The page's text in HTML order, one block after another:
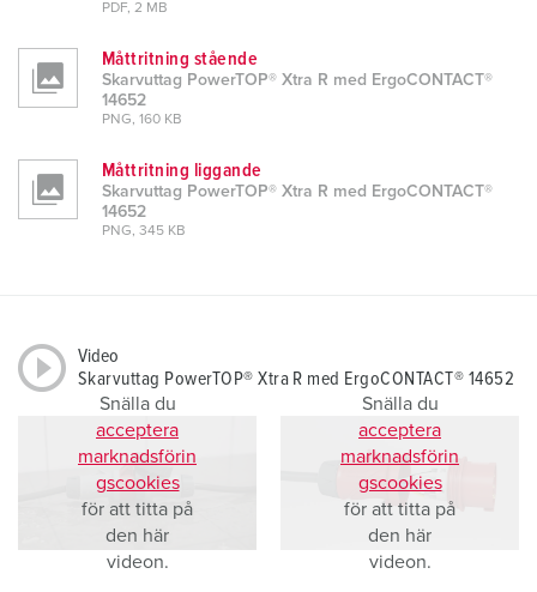
PDF, 2 MB
Måttritning stående
Skarvuttag PowerTOP® Xtra R med ErgoCONTACT®
14652
PNG, 160 KB
Måttritning liggande
Skarvuttag PowerTOP® Xtra R med ErgoCONTACT®
14652
PNG, 345 KB
Video
Skarvuttag PowerTOP® Xtra R med ErgoCONTACT® 14652
Snälla du
acceptera
marknadsförin
gscookies
för att titta på
den här
videon.
Snälla du
acceptera
marknadsförin
gscookies
för att titta på
den här
videon.